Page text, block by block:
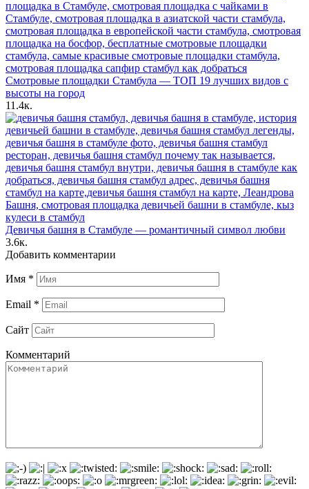
Смотровые площадки Стамбула — ТОП 19 лучших видов с
высоты на город
11.4к.
Девичья башня в Стамбуле — романтичный символ любви
3.6к.
Добавить комментарии
Имя *
Email *
Сайт
Комментарий